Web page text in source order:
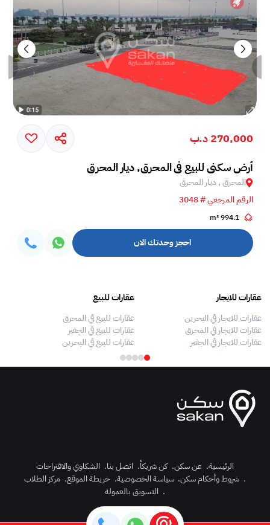
270,000 د.ب
أرض سكني للبيع في المحرق, ديار المحرق
المحرق , ديار المحرق
الرقم المرجعي # 3048
994.1 m²
احجز وحدتك الان
عقارات للايجار
عقارات للايجار في البحرين
عقارات للايجار في المحرق
عقارات للايجار في الجفير
عقارات للبيع
عقارات للبيع في المحرق
عقارات للبيع في الجفير
عقارات للبيع في البحرين
الرئيسية. عن سكن. كن شريكاً. اتصل بنا. الشكاوي والاقتراحات
. شروط وأحكام سكن. سياسة الخصوصية. خريطة الموقع. مركز الطلاب
. التسويق بالعمولة